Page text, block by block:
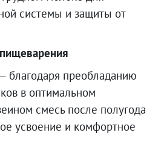
системы и защиты от
благодаря преобладанию
в оптимальном
смесь после полугода
усвоение и комфортное